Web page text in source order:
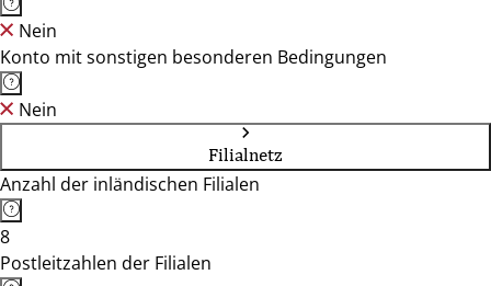
Nein
Konto mit sonstigen besonderen Bedingungen
Nein
Filialnetz
Anzahl der inländischen Filialen
8
Postleitzahlen der Filialen